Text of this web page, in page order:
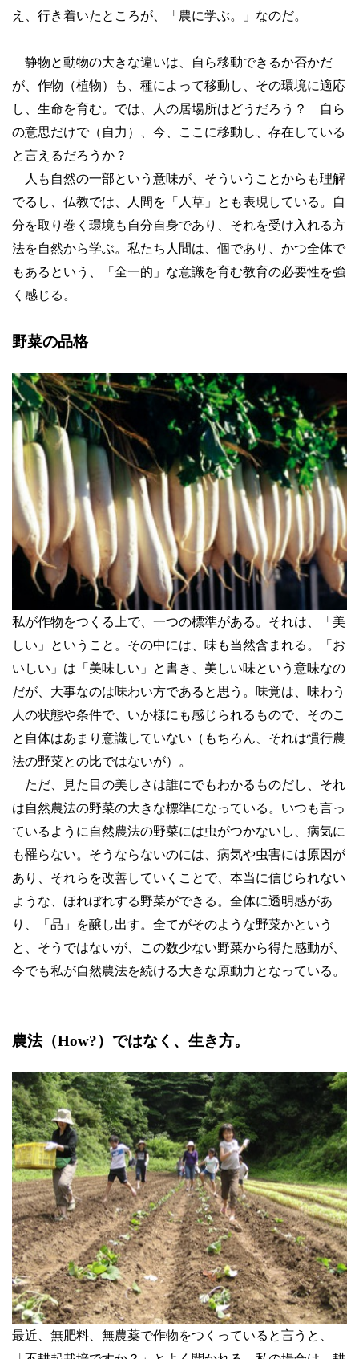
え、行き着いたところが、「農に学ぶ。」なのだ。
静物と動物の大きな違いは、自ら移動できるか否かだ
が、作物（植物）も、種によって移動し、その環境に適応
し、生命を育む。では、人の居場所はどうだろう？ 自ら
の意思だけで（自力）、今、ここに移動し、存在している
と言えるだろうか？
人も自然の一部という意味が、そういうことからも理解
でるし、仏教では、人間を「人草」とも表現している。自
分を取り巻く環境も自分自身であり、それを受け入れる方
法を自然から学ぶ。私たち人間は、個であり、かつ全体で
もあるという、「全一的」な意識を育む教育の必要性を強
く感じる。
野菜の品格
私が作物をつくる上で、一つの標準がある。それは、「美
しい」ということ。その中には、味も当然含まれる。「お
いしい」は「美味しい」と書き、美しい味という意味なの
だが、大事なのは味わい方であると思う。味覚は、味わう
人の状態や条件で、いか様にも感じられるもので、そのこ
と自体はあまり意識していない（もちろん、それは慣行農
法の野菜との比ではないが）。
ただ、見た目の美しさは誰にでもわかるものだし、それ
は自然農法の野菜の大きな標準になっている。いつも言っ
ているように自然農法の野菜には虫がつかないし、病気に
も罹らない。そうならないのには、病気や虫害には原因が
あり、それらを改善していくことで、本当に信じられない
ような、ほれぼれする野菜ができる。全体に透明感があ
り、「品」を醸し出す。全てがそのような野菜かという
と、そうではないが、この数少ない野菜から得た感動が、
今でも私が自然農法を続ける大きな原動力となっている。
農法（How?）ではなく、生き方。
最近、無肥料、無農薬で作物をつくっていると言うと、